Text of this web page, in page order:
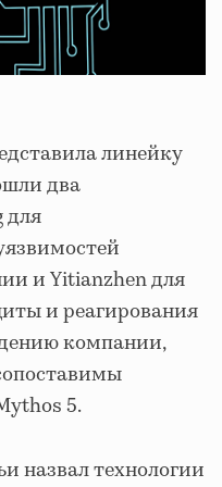
линейку
два
для
и Yitianzhen для
и реагирования
компании,
5.
назвал технологии